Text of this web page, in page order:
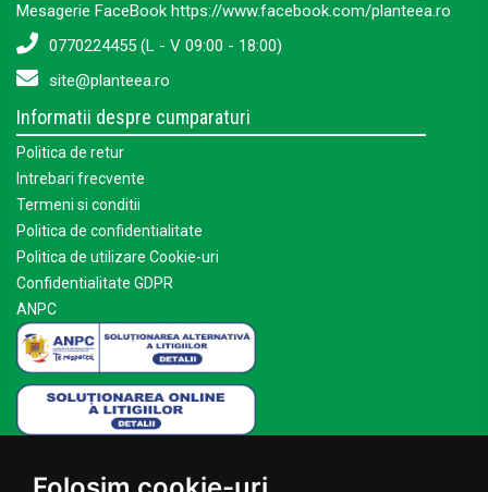
Mesagerie FaceBook https://www.facebook.com/planteea.ro
0770224455 (L - V 09:00 - 18:00)
site@planteea.ro
Informatii despre cumparaturi
Politica de retur
Intrebari frecvente
Termeni si conditii
Politica de confidentialitate
Politica de utilizare Cookie-uri
Confidentialitate GDPR
ANPC